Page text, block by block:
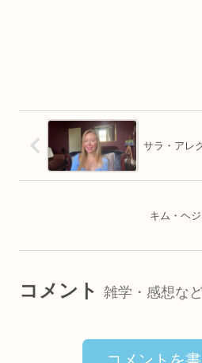
サラ・アレ
キム・ヘ
コメント 雑学・感想な